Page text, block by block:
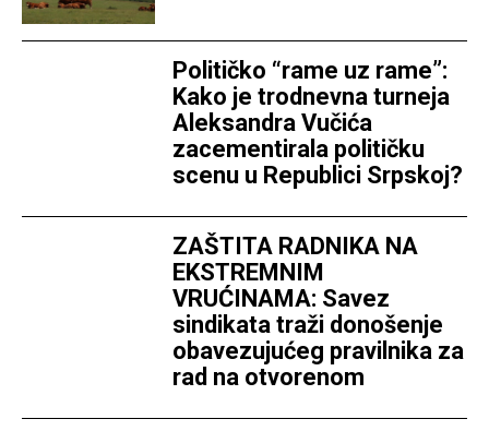
Političko “rame uz rame”:
Kako je trodnevna turneja
Aleksandra Vučića
zacementirala političku
scenu u Republici Srpskoj?
ZAŠTITA RADNIKA NA
EKSTREMNIM
VRUĆINAMA: Savez
sindikata traži donošenje
obavezujućeg pravilnika za
rad na otvorenom